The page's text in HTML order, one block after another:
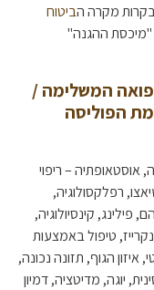
מקרה הביטוח
"מיכסת ההגנה"
המשלימה /
הפוליסה
אוסטאופתיה – ריפוי
רפלקסולוגיה,
פילינג, קינסיולוגיה,
טיפול באמצעות
איזון הגוף, תזונה נכונה,
יוגה, מדיטציה, דמיון